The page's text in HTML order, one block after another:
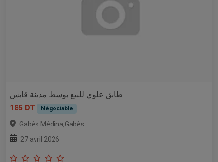
طابق علوي للبيع بوسط مدينة قابس
185 DT
Négociable
Gabès Médina,Gabès
27 avril 2026